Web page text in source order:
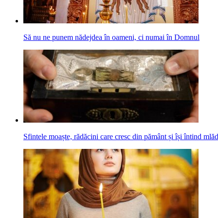
Să nu ne punem nădejdea în oameni, ci numai în Domnul
Sfintele moaște, rădăcini care cresc din pământ și își întind